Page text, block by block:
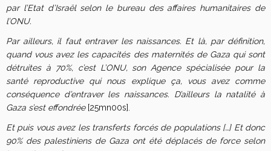
par l’Etat d’Israël selon le bureau des affaires humanitaires de
l’ONU.
Par ailleurs, il faut entraver les naissances. Et là, par définition,
quand vous avez les capacités des maternités de Gaza qui sont
détruites à 70%, c’est L’ONU, son Agence spécialisée pour la
santé reproductive qui nous explique ça, vous avez comme
conséquence d’entraver les naissances. D’ailleurs la natalité à
Gaza s’est effondrée[25mn00s].
Et puis vous avez les transferts forcés de populations […] Et donc
90% des palestiniens de Gaza ont été déplacés de force selon